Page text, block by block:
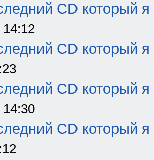
CD который я
CD который я
CD который я
CD который я